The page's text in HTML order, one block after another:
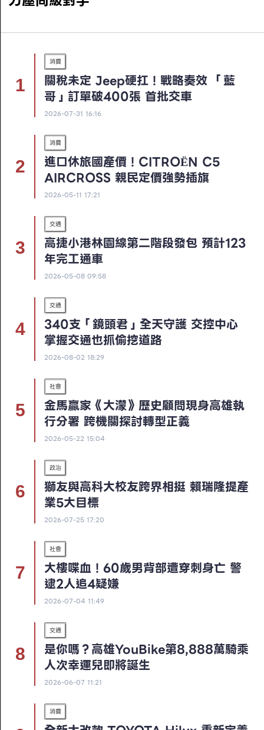
消費
關稅未定 Jeep硬扛！戰略奏效 「藍
哥」訂單破400張 首批交車
2026-07-31 16:16
消費
進口休旅國產價！CITROËN C5
AIRCROSS 親民定價強勢插旗
2026-05-11 17:21
交通
高捷小港林園線第二階段發包 預計123
年完工通車
2026-05-08 09:58
交通
340支「鏡頭君」全天守護 交控中心
掌握交通也抓偷挖道路
2026-08-02 18:29
社會
金馬贏家《大濛》歷史顧問現身高雄執
行分署 跨機關探討轉型正義
2026-05-22 15:04
政治
獅友與高科大校友跨界相挺 賴瑞隆提產
業5大目標
2026-07-25 17:20
社會
大樓喋血！60歲男背部遭穿刺身亡 警
逮2人追4疑嫌
2026-07-04 11:49
交通
是你嗎？高雄YouBike第8,888萬騎乘
人次幸運兒即將誕生
2026-06-07 11:21
消費